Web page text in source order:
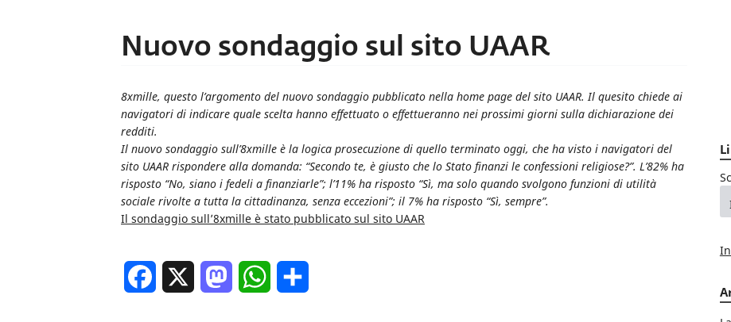
Nuovo sondaggio sul sito UAAR
8xmille, questo l’argomento del nuovo sondaggio pubblicato nella home page del sito UAAR. Il quesito chiede ai
navigatori di indicare quale scelta hanno effettuato o effettueranno nei prossimi giorni sulla dichiarazione dei
redditi.
Il nuovo sondaggio sull’8xmille è la logica prosecuzione di quello terminato oggi, che ha visto i navigatori del
sito UAAR rispondere alla domanda: “Secondo te, è giusto che lo Stato finanzi le confessioni religiose?”. L’82% ha
risposto “No, siano i fedeli a finanziarle”; l’11% ha risposto “Sì, ma solo quando svolgono funzioni di utilità
sociale rivolte a tutta la cittadinanza, senza eccezioni”; il 7% ha risposto “Sì, sempre”.
Il sondaggio sull’8xmille è stato pubblicato sul sito UAAR
Facebook MastodonWhatsApp